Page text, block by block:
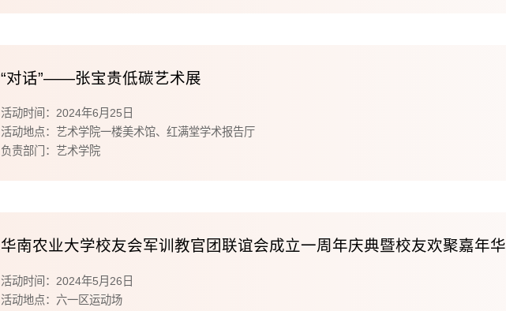
“对话”——张宝贵低碳艺术展
活动时间：2024年6月25日
活动地点：艺术学院一楼美术馆、红满堂学术报告厅
负责部门：艺术学院
华南农业大学校友会军训教官团联谊会成立一周年庆典暨校友欢聚嘉年华
活动时间：2024年5月26日
活动地点：六一区运动场